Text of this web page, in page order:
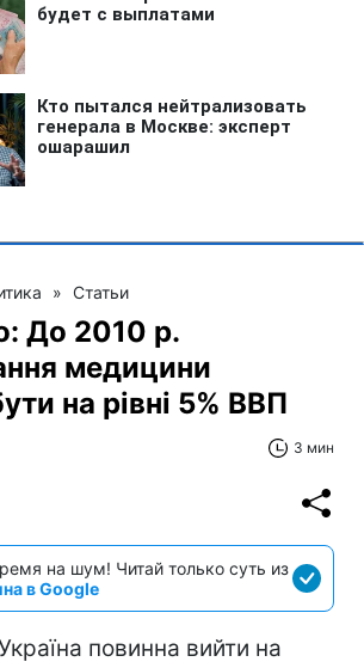
» Статьи
До 2010 р.
медицини
на рівні 5% ВВП
3 мин
на шум! Читай только суть из
в Google
повинна вийти на